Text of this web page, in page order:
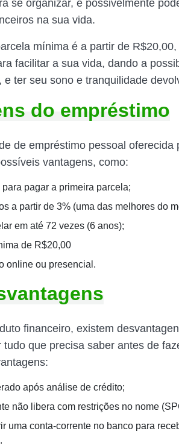
se organizar, e possivelmente
na sua vida.
mínima é a partir de
facilitar a sua vida, dando a
e ter seu sono e tranquilidade
do empréstimo
de empréstimo pessoal oferecida
vantagens, como:
pagar a primeira parcela;
a partir de 3% (uma das melhores do
em até 72 vezes (6 anos);
de R$20,00
online ou presencial.
financeiro, existem
tudo que precisa saber antes de
após análise de crédito;
não libera com restrições no nome
uma conta-corrente no banco para